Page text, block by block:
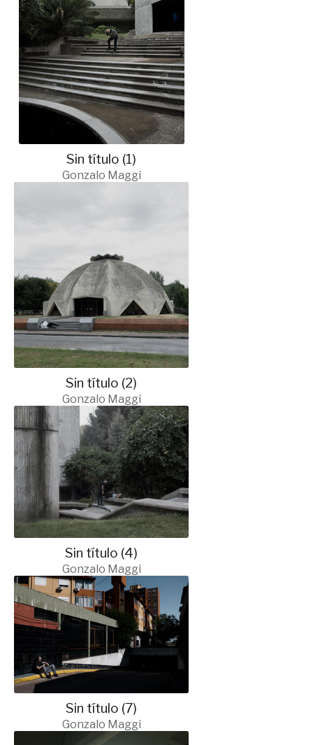
Sin título (1)
Gonzalo Maggi
Sin título (2)
Gonzalo Maggi
Sin título (4)
Gonzalo Maggi
Sin título (7)
Gonzalo Maggi